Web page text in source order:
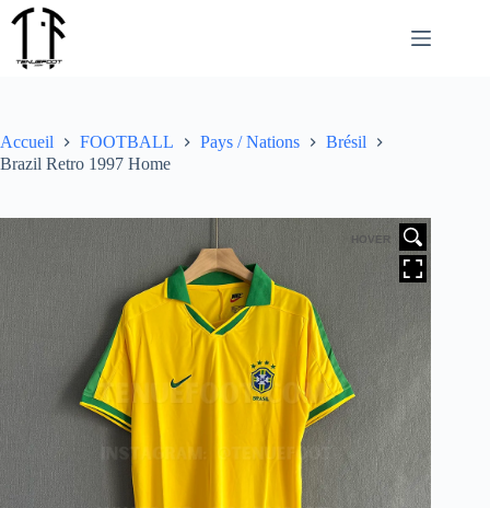
Passer
au
Accueil FOOTBALL Pays / Nations
Brésil
Brazil Retro 1997 Home
HOVER